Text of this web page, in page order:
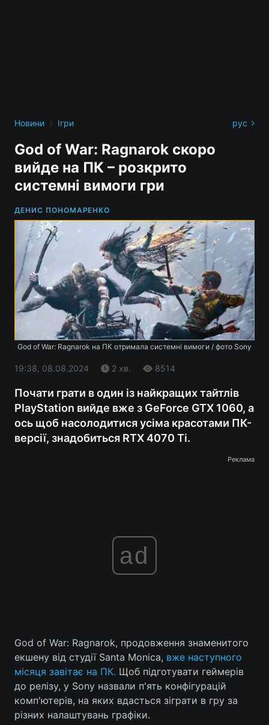
Новини › Ігри рус
God of War: Ragnarok скоро
вийде на ПК – розкрито
системні вимоги гри
ДЕНИС ПОНОМАРЕНКО
God of War: Ragnarok на ПК отримала системні вимоги / фото Sony
19:38, 08.08.2024 2 хв. 8514
Почати грати в один із найкращих тайтлів
PlayStation вийде вже з GeForce GTX 1060, а
ось щоб насолодитися усіма красотами ПК-
версії, знадобиться RTX 4070 Ti.
Реклама
ad
God of War: Ragnarok, продовження знаменитого
екшену від студії Santa Monica, вже наступного
місяця завітає на ПК. Щоб підготувати геймерів
до релізу, у Sony назвали п'ять конфігурацій
комп'ютерів, на яких вдасться зіграти в гру за
різних налаштувань графіки.